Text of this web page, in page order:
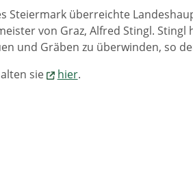
Steiermark überreichte
von Graz, Alfred Stingl.
und Gräben zu überwinden, so
sie
hier.